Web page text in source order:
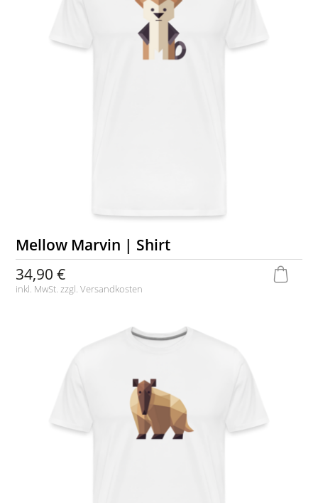
Mellow Marvin | Shirt
34,90 €
inkl. MwSt. zzgl.Versandkosten